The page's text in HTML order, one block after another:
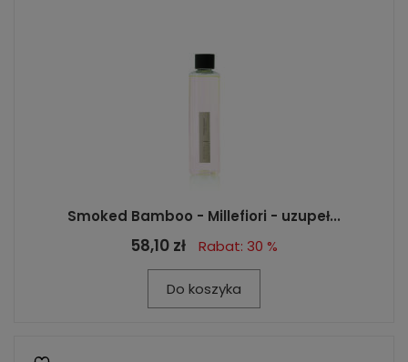
Smoked Bamboo - Millefiori - uzupeł...
58,10 zł Rabat: 30 %
Do koszyka